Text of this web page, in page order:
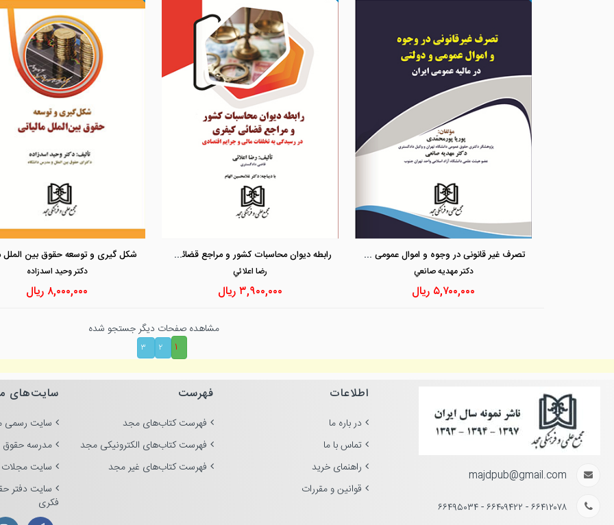
تصرف غیر قانونی در وجوه و اموال عمومی و دولتی در مالیه عمومی ایران
دكتر مهديه صانعي
۵,۷۰۰,۰۰۰ ریال
مشاهده و خرید
رابطه دیوان محاسبات کشور و مراجع قضائی کیفری «در رسیدگی به تخلفات مالی و جرایم اقتصادی»
رضا اعلائي
۳,۹۰۰,۰۰۰ریال
شکل گیری و توسعه حقوق بین الملل
دكتر وحيد اسدزاده
۸,۰۰۰,۰۰۰ ریال
مشاهده صفحات دیگر جستجو شده
۱
۲ ۳
majdpub@gmail.com
۶۶۴۱۲۰۷۸ - ۶۶۴۰۹۴۲۲ - ۶۶۴۹۵۰۳۴
اطلاعات
در باره ما
تماس با ما
راهنمای خرید
قوانین و مقررات
فهرست
فهرست کتاب‌های مجد
فهرست کتاب‌های الکترونیکی مجد
فهرست کتاب‌های غیر مجد
سایت‌های
سایت رسمی
مدرسه
سایت
سایت دفتر
فکری